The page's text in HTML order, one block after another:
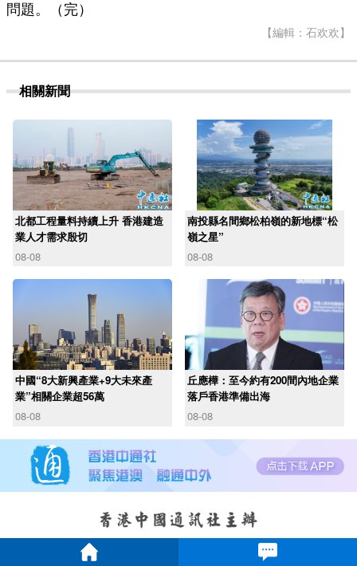
問題。（完）
【編輯：石欢欢】
相關新聞
北都工程量料持續上升 香港建造
業人才需求殷切
08-08
南投縣名間鄉松柏嶺的新地標“松
嶺之星”
08-08
中國“8大新興產業+9大未來產
業”相關企業超56萬
08-08
丘應樺：至今約有200間內地企業
落戶香港準備出海
08-08